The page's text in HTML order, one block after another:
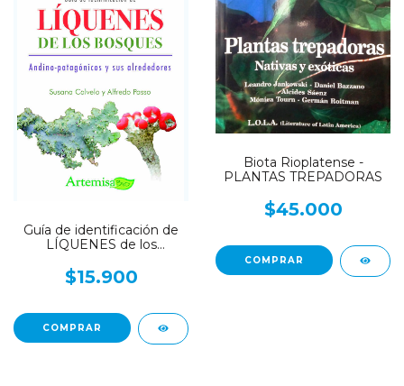
Guía de identificación de
LÍQUENES de los
Patagónicos y sus
Alrededores
$15.900
Biota Rioplatense -
PLANTAS TREPADORAS
$45.000